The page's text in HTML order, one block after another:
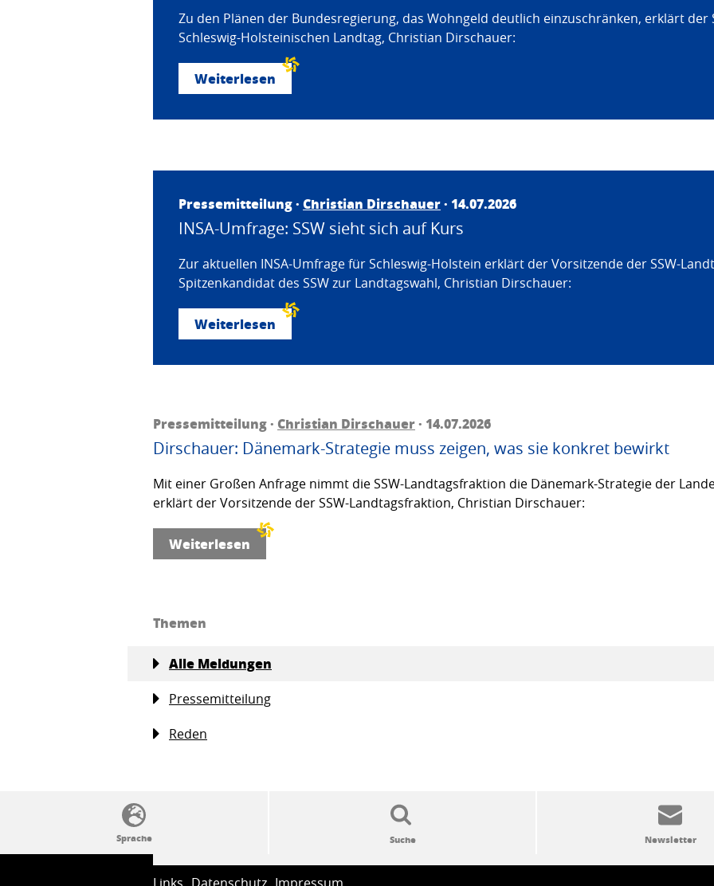
Zu den Plänen der Bundesregierung, das Wohngeld deutlich einzuschränken, erklärt der
Schleswig-Holsteinischen Landtag, Christian Dirschauer:
Weiterlesen
Pressemitteilung · Christian Dirschauer· 14.07.2026
INSA-Umfrage: SSW sieht sich auf Kurs
Zur aktuellen INSA-Umfrage für Schleswig-Holstein erklärt der Vorsitzende der SSW-
Spitzenkandidat des SSW zur Landtagswahl, Christian Dirschauer:
Weiterlesen
Pressemitteilung · Christian Dirschauer· 14.07.2026
Dirschauer: Dänemark-Strategie muss zeigen, was sie konkret bewirkt
Mit einer Großen Anfrage nimmt die SSW-Landtagsfraktion die Dänemark-Strategie der
erklärt der Vorsitzende der SSW-Landtagsfraktion, Christian Dirschauer:
Weiterlesen
Themen
Alle Meldungen
Pressemitteilung
Reden